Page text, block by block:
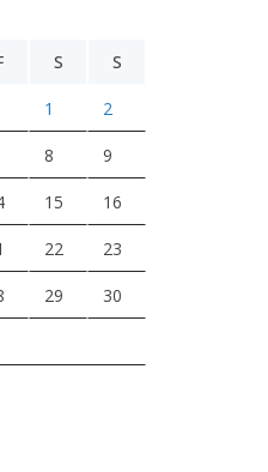
S S
1 2
8 9
15 16
22 23
29 30